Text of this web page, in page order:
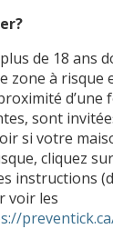
de 18 ans
zone à risque
d’une
sont
si votre
cliquez
instructions
voir les